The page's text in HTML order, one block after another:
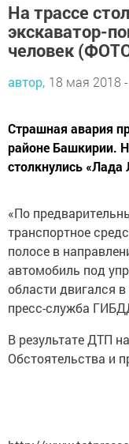
На трассе
экскаватор-
человек
автор, 18 мая 2018
Страшная авария
районе Башкирии.
столкнулись «Лада
«По
транспортное
полосе в
автомобиль под
области двигался
пресс-служба
В результате ДТП
Обстоятельства и